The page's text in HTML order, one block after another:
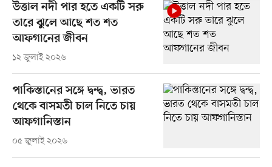
উত্তাল নদী পার হতে একটি সরু
তারে ঝুলে আছে শত শত
আফগানের জীবন
১২ জুলাই ২০২৬
পাকিস্তানের সঙ্গে দ্বন্দ্ব, ভারত
থেকে বাসমতী চাল নিতে চায়
আফগানিস্তান
০৫ জুলাই ২০২৬